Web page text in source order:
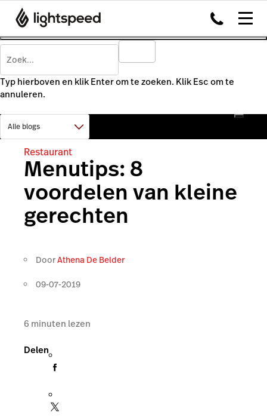
Typ hierboven en klik Enter om te zoeken. Klik Esc om te
annuleren.
Restaurant
Menutips: 8
voordelen van kleine
gerechten
DoorAthena De Belder
09-07-2019
6 minuten lezen
Delen